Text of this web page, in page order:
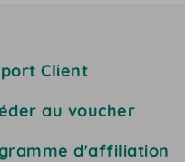
Client
au voucher
d'affiliation